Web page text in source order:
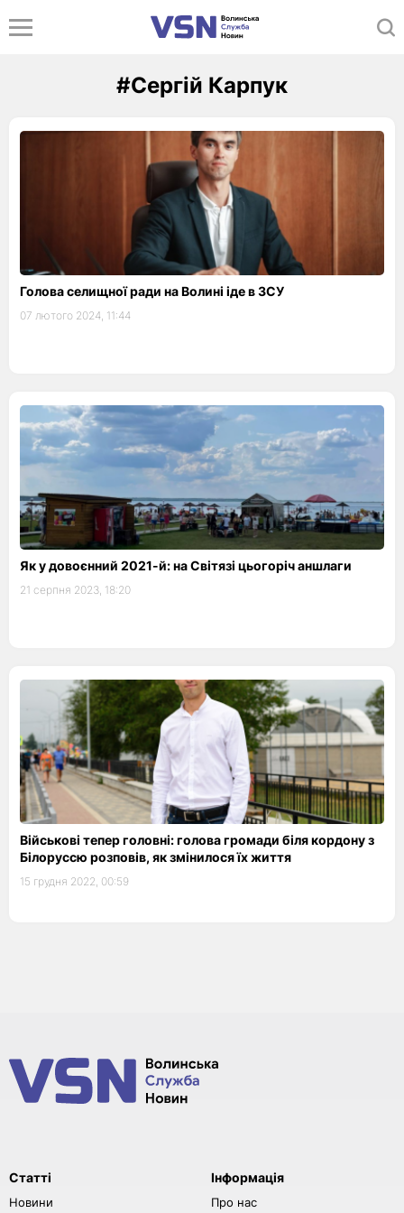
#Сергій Карпук
Голова селищної ради на Волині іде в ЗСУ
07 лютого 2024, 11:44
Як у довоєнний 2021-й: на Світязі цьогоріч аншлаги
21 серпня 2023, 18:20
Військові тепер головні: голова громади біля кордону з
Білоруссю розповів, як змінилося їх життя
15 грудня 2022, 00:59
Статті
Новини
Інформація
Про нас